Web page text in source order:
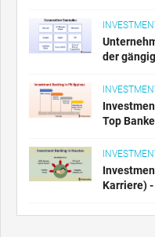
der
Top
Karriere)